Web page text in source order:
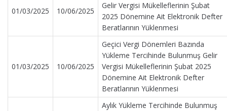
01/03/2025 10/06/2025
Gelir Vergisi Mükelleflerinin Şubat
2025 Dönemine Ait Elektronik Defter
Beratlarının Yüklenmesi
01/03/2025 10/06/2025
Geçici Vergi Dönemleri Bazında
Yükleme Tercihinde Bulunmuş Gelir
Vergisi Mükelleflerinin Şubat 2025
Dönemine Ait Elektronik Defter
Beratlarının Yüklenmesi
Aylık Yükleme Tercihinde Bulunmuş